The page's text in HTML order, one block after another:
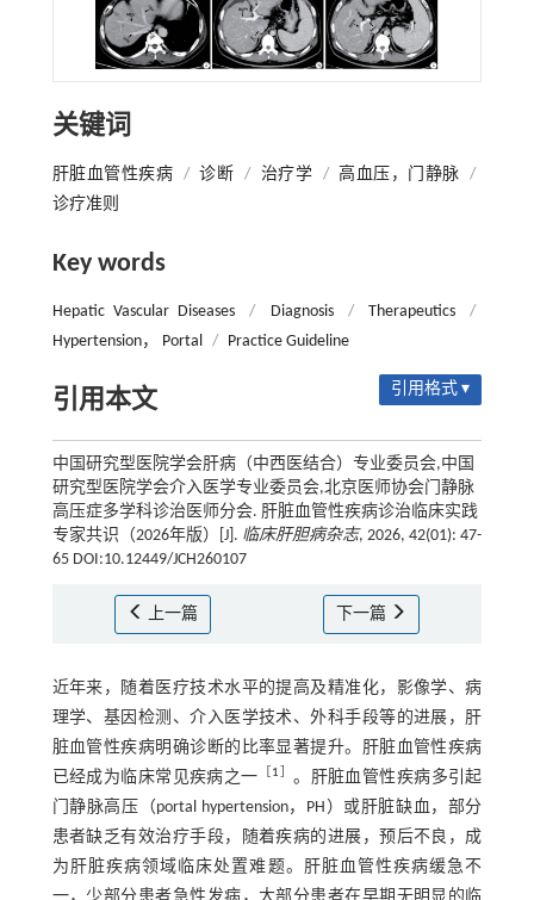
关键词
肝脏血管性疾病 / 诊断 / 治疗学 / 高血压，门静脉
/
诊疗准则
Key words
Hepatic Vascular Diseases / Diagnosis / Therapeutics
/
Hypertension， Portal
/ Practice Guideline
引用本文 引用格式 ▾
中国研究型医院学会肝病（中西医结合）专业委员会,中国
研究型医院学会介入医学专业委员会,北京医师协会门静脉
高压症多学科诊治医师分会. 肝脏血管性疾病诊治临床实践
专家共识（2026年版）[J]. 临床肝胆病杂志, 2026, 42(01): 47-
65 DOI:10.12449/JCH260107
上一篇 下一篇
近年来，随着医疗技术水平的提高及精准化，影像学、病
理学、基因检测、介入医学技术、外科手段等的进展，肝
脏血管性疾病明确诊断的比率显著提升。肝脏血管性疾病
已经成为临床常见疾病之一
1
。肝脏血管性疾病多引起
门静脉高压（portal hypertension，PH）或肝脏缺血，部分
患者缺乏有效治疗手段，随着疾病的进展，预后不良，成
为肝脏疾病领域临床处置难题。肝脏血管性疾病缓急不